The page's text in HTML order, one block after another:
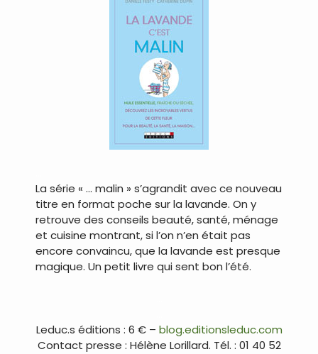
La série « … malin » s’agrandit avec ce nouveau
titre en format poche sur la lavande. On y
retrouve des conseils beauté, santé, ménage
et cuisine montrant, si l’on n’en était pas
encore convaincu, que la lavande est presque
magique. Un petit livre qui sent bon l’été.
Leduc.s éditions : 6 € – blog.editionsleduc.com
Contact presse : Hélène Lorillard. Tél. : 01 40 52